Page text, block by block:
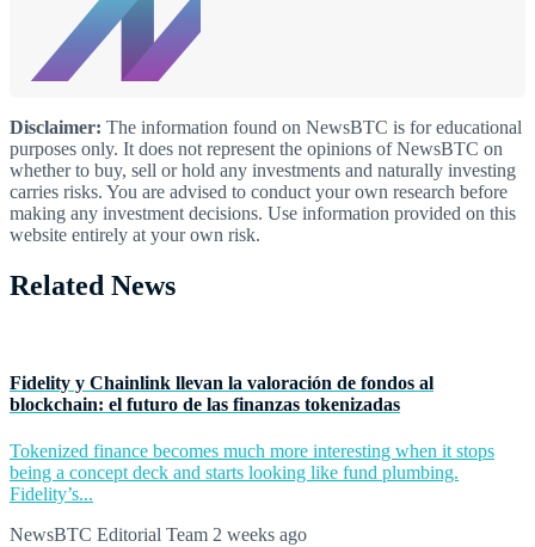
Disclaimer: The information found on NewsBTC is for educational
purposes only. It does not represent the opinions of NewsBTC on
whether to buy, sell or hold any investments and naturally investing
carries risks. You are advised to conduct your own research before
making any investment decisions. Use information provided on this
website entirely at your own risk.
Related News
Fidelity y Chainlink llevan la valoración de fondos al
blockchain: el futuro de las finanzas tokenizadas
Tokenized finance becomes much more interesting when it stops
being a concept deck and starts looking like fund plumbing.
Fidelity’s...
NewsBTC Editorial Team 2 weeks ago